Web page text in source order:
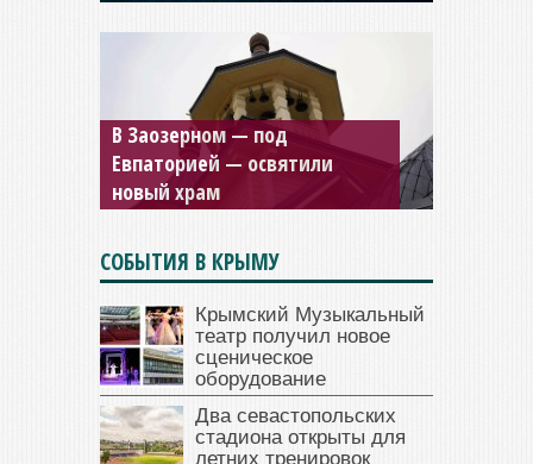
Мужской монастырь Косьмы
и Дамиана в Крыму вновь
открыт для посещения
СОБЫТИЯ В КРЫМУ
Крымский Музыкальный
театр получил новое
сценическое
оборудование
Два севастопольских
стадиона открыты для
летних тренировок